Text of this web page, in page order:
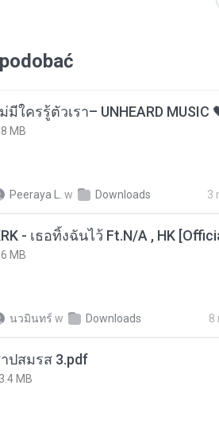
MB
Peeraya L. w Downloads 3
- เธอทิ้งฉันไว้ Ft.N/A , HK
MB
นวมินทร์ w Downloads 8
ปสมรส 3.pdf
MB